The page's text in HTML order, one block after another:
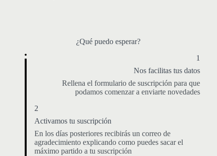
¿Qué puedo esperar?
1
Nos facilitas tus datos
Rellena el formulario de suscripción para que
podamos comenzar a enviarte novedades
2
Activamos tu suscripción
En los días posteriores recibirás un correo de
agradecimiento explicando como puedes sacar el
máximo partido a tu suscripción